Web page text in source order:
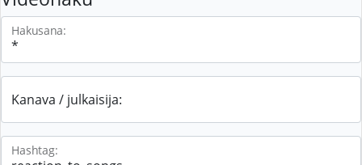
Hakusana:
Kanava / julkaisija:
Hashtag: